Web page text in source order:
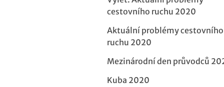
cestovního ruchu 2020
Aktuální problémy cestovního
ruchu 2020
Mezinárodní den průvodců
Kuba 2020